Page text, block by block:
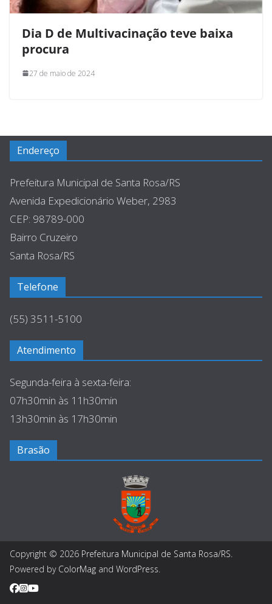
Dia D de Multivacinação teve baixa
procura
27 de maio de 2024
Endereço
Prefeitura Municipal de Santa Rosa/RS
Avenida Expedicionário Weber, 2983
CEP: 98789-000
Bairro Cruzeiro
Santa Rosa/RS
Telefone
(55) 3511-5100
Atendimento
Segunda-feira à sexta-feira:
07h30min às 11h30min
13h30min às 17h30min
Brasão
Copyright © 2026 Prefeitura Municipal de Santa Rosa/RS.
Powered by ColorMag and WordPress.